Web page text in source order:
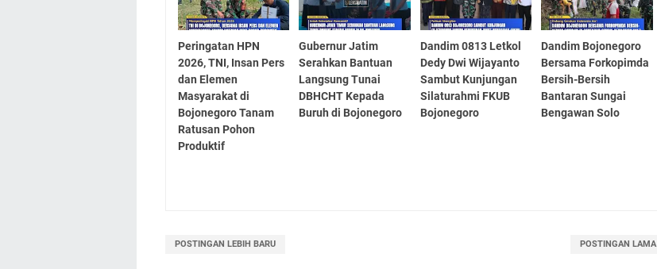
Peringatan HPN
2026, TNI, Insan Pers
dan Elemen
Masyarakat di
Bojonegoro Tanam
Ratusan Pohon
Produktif
Gubernur Jatim
Serahkan Bantuan
Langsung Tunai
DBHCHT Kepada
Buruh di Bojonegoro
Dandim 0813 Letkol
Dedy Dwi Wijayanto
Sambut Kunjungan
Silaturahmi FKUB
Bojonegoro
Dandim Bojonegoro
Bersama Forkopimda
Bersih-Bersih
Bantaran Sungai
Bengawan Solo
POSTINGAN LEBIH BARU POSTINGAN LAMA